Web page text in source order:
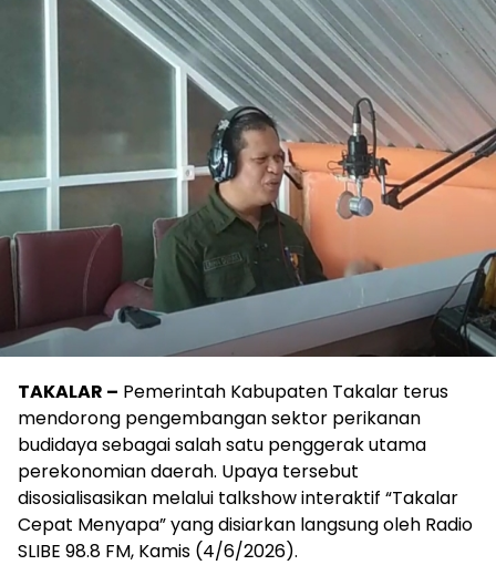
TAKALAR – Pemerintah Kabupaten Takalar terus
mendorong pengembangan sektor perikanan
budidaya sebagai salah satu penggerak utama
perekonomian daerah. Upaya tersebut
disosialisasikan melalui talkshow interaktif “Takalar
Cepat Menyapa” yang disiarkan langsung oleh Radio
SLIBE 98.8 FM, Kamis (4/6/2026).